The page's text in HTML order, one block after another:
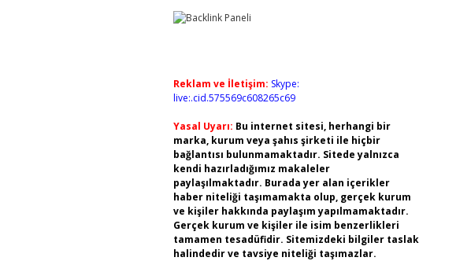
Reklam ve İletişim: Skype:
live:.cid.575569c608265c69
Yasal Uyarı: Bu internet sitesi, herhangi bir
marka, kurum veya şahıs şirketi ile hiçbir
bağlantısı bulunmamaktadır. Sitede yalnızca
kendi hazırladığımız makaleler
paylaşılmaktadır. Burada yer alan içerikler
haber niteliği taşımamakta olup, gerçek kurum
ve kişiler hakkında paylaşım yapılmamaktadır.
Gerçek kurum ve kişiler ile isim benzerlikleri
tamamen tesadüfidir. Sitemizdeki bilgiler taslak
halindedir ve tavsiye niteliği taşımazlar.